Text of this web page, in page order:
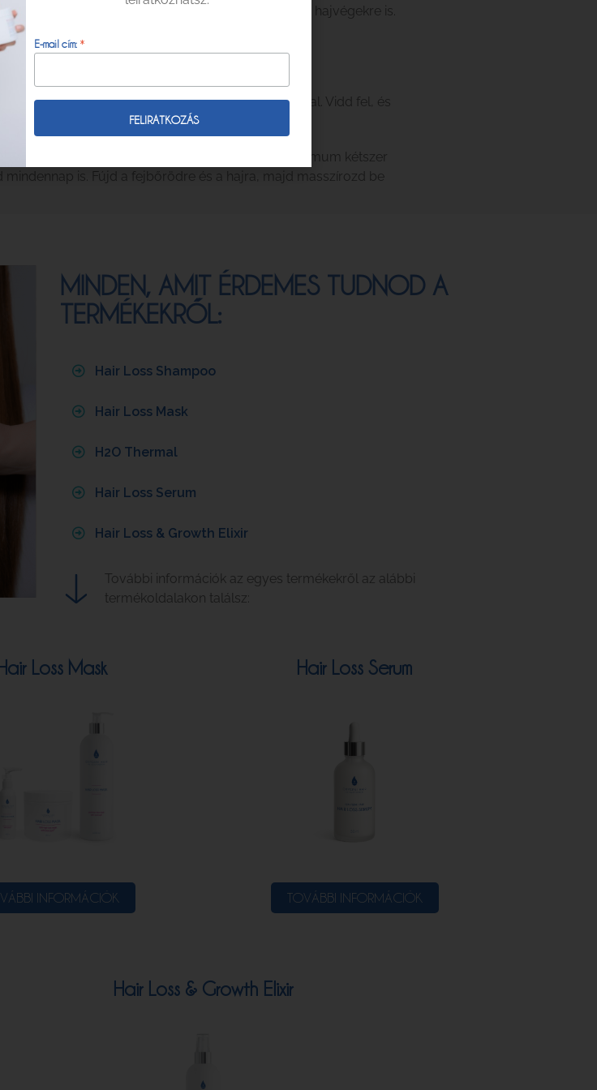
amit alaposan masszírozz be és vidd fel a hajvégekre is.
alaposan öblítsd le!
néhány pipettányi szérumot 10 ml H2O Thermal-lal. Vidd fel, és
megszáradni vagy szárítsd meg a hajad.
vagy akár száraz hajra is felviheted. Hetente minimum kétszer
mindennap is. Fújd a fejbőrödre és a hajra, majd masszírozd be
MINDEN, AMIT ÉRDEMES TUDNOD A
TERMÉKEKRŐL:
Hair Loss Shampoo
Hair Loss Mask
H2O Thermal
Hair Loss Serum
Hair Loss & Growth Elixir
További információk az egyes termékekről az alábbi
termékoldalakon találsz:
Hair Loss Mask
INFORMÁCIÓK
Hair Loss Serum
TOVÁBBI INFORMÁCIÓK
Hair Loss & Growth Elixir
E-mail cím: *